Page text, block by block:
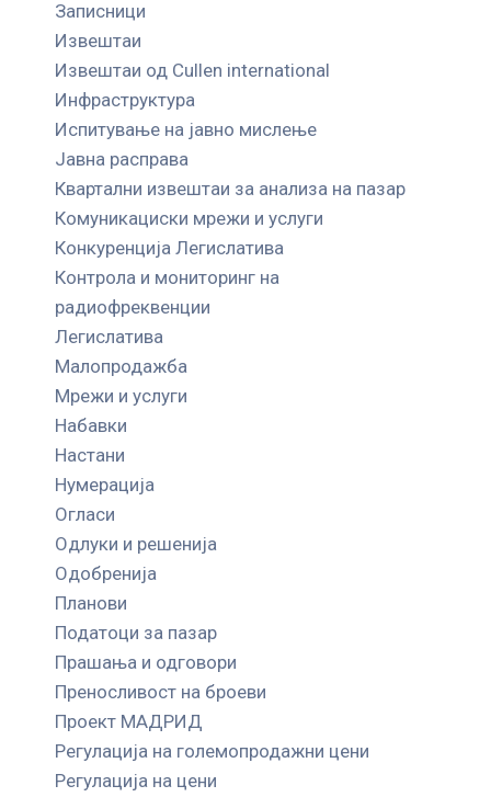
Записници
Извештаи
Извештаи од Cullen international
Инфраструктура
Испитување на јавно мислење
Јавна расправа
Квартални извештаи за анализа на пазар
Комуникациски мрежи и услуги
Конкуренција Легислатива
Контрола и мониторинг на
радиофреквенции
Легислатива
Малопродажба
Мрежи и услуги
Набавки
Настани
Нумерација
Огласи
Одлуки и решенија
Одобренија
Планови
Податоци за пазар
Прашања и одговори
Преносливост на броеви
Проект МАДРИД
Регулација на големопродажни цени
Регулација на цени